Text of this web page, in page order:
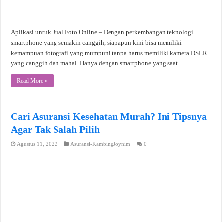
Aplikasi untuk Jual Foto Online – Dengan perkembangan teknologi
smartphone yang semakin canggih, siapapun kini bisa memiliki
kemampuan fotografi yang mumpuni tanpa harus memiliki kamera DSLR
yang canggih dan mahal. Hanya dengan smartphone yang saat …
Read More »
Cari Asuransi Kesehatan Murah? Ini Tipsnya
Agar Tak Salah Pilih
Agustus 11, 2022 Asuransi-KambingJoynim 0